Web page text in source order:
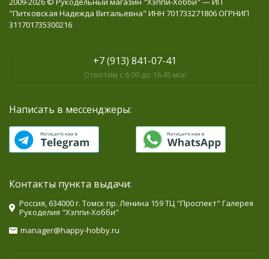
"Питковская Надежда Витальевна" ИНН 701733271806 ОГРНИП
311701735300216
+7 (913) 841-07-41
Ответим с 6.00 до 16.45 мск
Написать в мессенджеры:
Контакты пункта выдачи:
Россия, 634000 г. Томск пр. Ленина 159 ТЦ "Проспект" Галерея
Рукоделия "Хэппи-Хобби"
manager@happy-hobby.ru